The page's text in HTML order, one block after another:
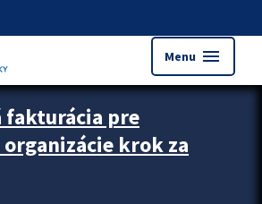
Menu menu
upútavok
pre
krok za